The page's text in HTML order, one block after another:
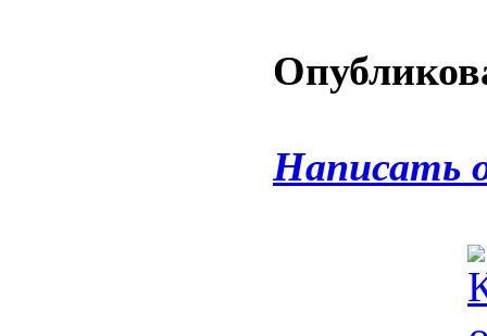
Написать